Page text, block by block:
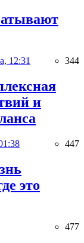
12:31 344
и
447
это
477